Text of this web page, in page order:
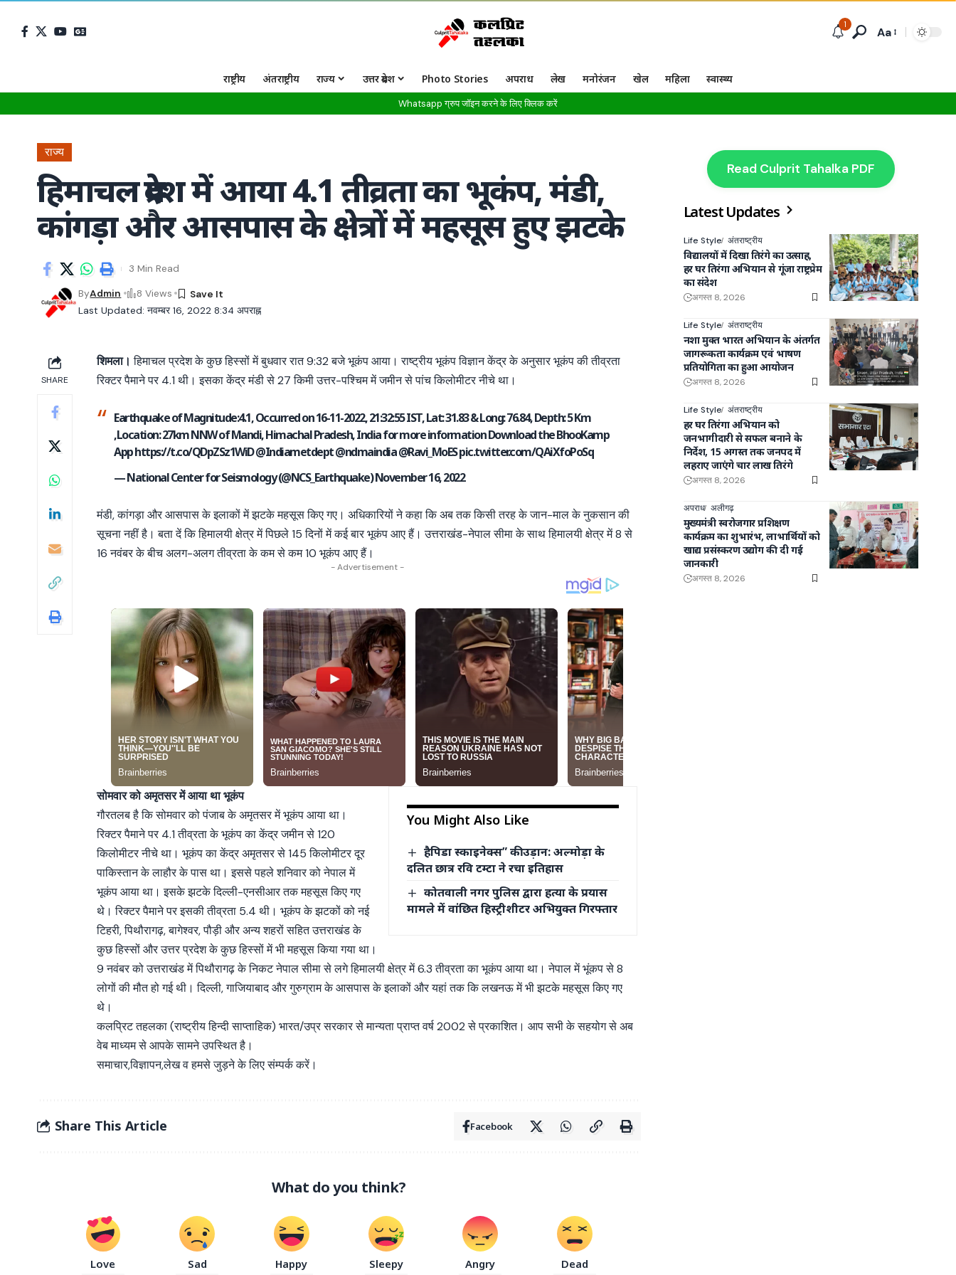
1
Aa
राष्ट्रीय अंतराष्ट्रीय राज्य उत्तर प्रदेश Photo Stories अपराध लेख मनोरंजन खेल महिला स्वास्थ्य
Whatsapp ग्रुप जॉइन करने के लिए क्लिक करें
राज्य
हिमाचल प्रदेश में आया 4.1 तीव्रता का भूकंप, मंडी,
कांगड़ा और आसपास के क्षेत्रों में महसूस हुए झटके
Last Updated: नवम्बर 16, 2022 8:34 अपराह्न
ByAdmin 8 Views
3 Min Read
SHARE
शिमला। हिमाचल प्रदेश के कुछ हिस्सों में बुधवार रात 9:32 बजे भूकंप आया। राष्ट्रीय भूकंप विज्ञान केंद्र के अनुसार भूकंप की तीव्रता
रिक्टर पैमाने पर 4.1 थी। इसका केंद्र मंडी से 27 किमी उत्तर-पश्चिम में जमीन से पांच किलोमीटर नीचे था।
Earthquake of Magnitude:4.1, Occurred on 16-11-2022, 21:32:55 IST, Lat: 31.83 & Long: 76.84, Depth: 5 Km
,Location: 27km NNW of Mandi, Himachal Pradesh, India for more information Download the BhooKamp
Apphttps://t.co/QDpZSz1WiD@Indiametdept@ndmaindia@Ravi_MoESpic.twitter.com/QAiXfoPoSq
— National Center for Seismology (@NCS_Earthquake)November 16, 2022
मंडी, कांगड़ा और आसपास के इलाकों में झटके महसूस किए गए। अधिकारियों ने कहा कि अब तक किसी तरह के जान-माल के नुकसान की
सूचना नहीं है। बता दें कि हिमालयी क्षेत्र में पिछले 15 दिनों में कई बार भूकंप आए हैं। उत्तराखंड-नेपाल सीमा के साथ हिमालयी क्षेत्र में 8 से
16 नवंबर के बीच अलग-अलग तीव्रता के कम से कम 10 भूकंप आए हैं।
- Advertisement -
You Might Also Like
हैपिडा स्काइनेक्स” की उड़ान: अल्मोड़ा के
दलित छात्र रवि टम्टा ने रचा इतिहास
कोतवाली नगर पुलिस द्वारा हत्या के प्रयास
मामले में वांछित हिस्ट्रीशीटर अभियुक्त गिरफ्तार
सोमवार को अमृतसर में आया था भूकंप
गौरतलब है कि सोमवार को पंजाब के अमृतसर में भूकंप आया था।
रिक्टर पैमाने पर 4.1 तीव्रता के भूकंप का केंद्र जमीन से 120
किलोमीटर नीचे था। भूकंप का केंद्र अमृतसर से 145 किलोमीटर दूर
पाकिस्तान के लाहौर के पास था। इससे पहले शनिवार को नेपाल में
भूकंप आया था। इसके झटके दिल्ली-एनसीआर तक महसूस किए गए
थे। रिक्टर पैमाने पर इसकी तीव्रता 5.4 थी। भूकंप के झटकों को नई
टिहरी, पिथौरागढ़, बागेश्वर, पौड़ी और अन्य शहरों सहित उत्तराखंड के
कुछ हिस्सों और उत्तर प्रदेश के कुछ हिस्सों में भी महसूस किया गया था।
9 नवंबर को उत्तराखंड में पिथौरागढ़ के निकट नेपाल सीमा से लगे हिमालयी क्षेत्र में 6.3 तीव्रता का भूकंप आया था। नेपाल में भूंकप से 8
लोगों की मौत हो गई थी। दिल्ली, गाजियाबाद और गुरुग्राम के आसपास के इलाकों और यहां तक ​​कि लखनऊ में भी झटके महसूस किए गए
थे।
कलप्रिट तहलका (राष्ट्रीय हिन्दी साप्ताहिक) भारत/उप्र सरकार से मान्यता प्राप्त वर्ष 2002 से प्रकाशित। आप सभी के सहयोग से अब
वेब माध्यम से आपके सामने उपस्थित है।
समाचार,विज्ञापन,लेख व हमसे जुड़ने के लिए संम्पर्क करें।
Share This Article Facebook
What do you think?
Love Sad Happy Sleepy Angry Dead
Read Culprit Tahalka PDF
Latest Updates
Life Style अंतराष्ट्रीय
विद्यालयों में दिखा तिरंगे का उत्साह,
हर घर तिरंगा अभियान से गूंजा राष्ट्रप्रेम
का संदेश
अगस्त 8, 2026
Life Style अंतराष्ट्रीय
नशा मुक्त भारत अभियान के अंतर्गत
जागरूकता कार्यक्रम एवं भाषण
प्रतियोगिता का हुआ आयोजन
अगस्त 8, 2026
Life Style अंतराष्ट्रीय
हर घर तिरंगा अभियान को
जनभागीदारी से सफल बनाने के
निर्देश, 15 अगस्त तक जनपद में
लहराए जाएंगे चार लाख तिरंगे
अगस्त 8, 2026
अपराध अलीगढ़
मुख्यमंत्री स्वरोजगार प्रशिक्षण
कार्यक्रम का शुभारंभ, लाभार्थियों को
खाद्य प्रसंस्करण उद्योग की दी गई
जानकारी
अगस्त 8, 2026